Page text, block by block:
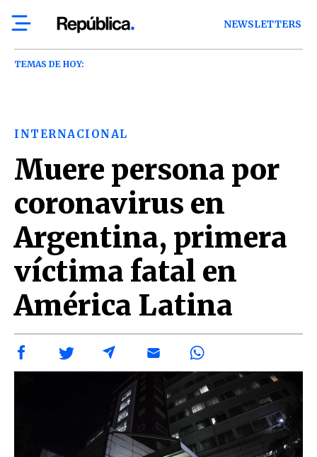
NEWSLETTERS
TEMAS DE HOY:
INTERNACIONAL
Muere persona por
coronavirus en
Argentina, primera
víctima fatal en
América Latina